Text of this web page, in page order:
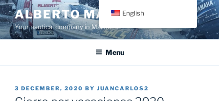
ALBERTO MARCH
Your nautical company in Mallorca.
Menu
3 DECEMBER, 2020 BY JUANCARLOS2
English